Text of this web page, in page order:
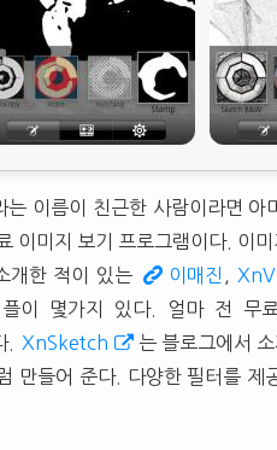
는 이름이 친근한 사람이라면 아
이미지 보기 프로그램이다. 이
개한 적이 있는
이매진
이 몇가지 있다. 얼마 전 무
. XnSketch
는 블로그에서
만들어 준다. 다양한 필터를